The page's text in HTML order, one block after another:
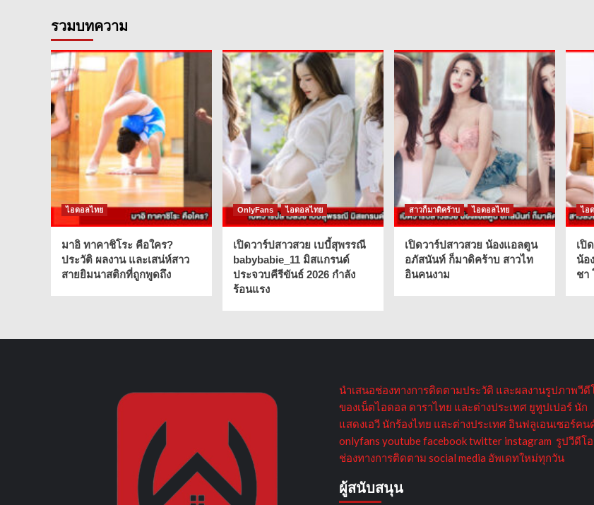
รวมบทความ
ไอดอลไทย
มาอิ ทาคาชิโระ คือใคร?
ประวัติ ผลงาน และเสน่ห์สาว
สายยิมนาสติกที่ถูกพูดถึง
OnlyFans ไอดอลไทย
เปิดวาร์ปสาวสวย เบบี้สุพรรณี
babybabie_11 มิสแกรนด์
ประจวบคีรีขันธ์ 2026 กำลัง
ร้อนแรง
สาวก็มาดิคร้าบ ไอดอลไทย
เปิดวาร์ปสาวสวย น้องแอลตูน
อภัสนันท์ ก็มาดิคร้าบ สาวไท
อินคนงาม
ไอ
เปิ
น้อ
ชา
นำเสนอช่องทางการติดตามประวัติ และผลงานรูปภาพวีดี
ของเน็ตไอดอล ดาราไทย และต่างประเทศ ยูทูปเปอร์ นัก
แสดงเอวี นักร้องไทย และต่างประเทศ อินฟลูเอนเซอร์คน
onlyfans youtube facebook twitter instagram รูปวีดีโอ
ช่องทางการติดตาม social media อัพเดทใหม่ทุกวัน
ผู้สนับสนุน